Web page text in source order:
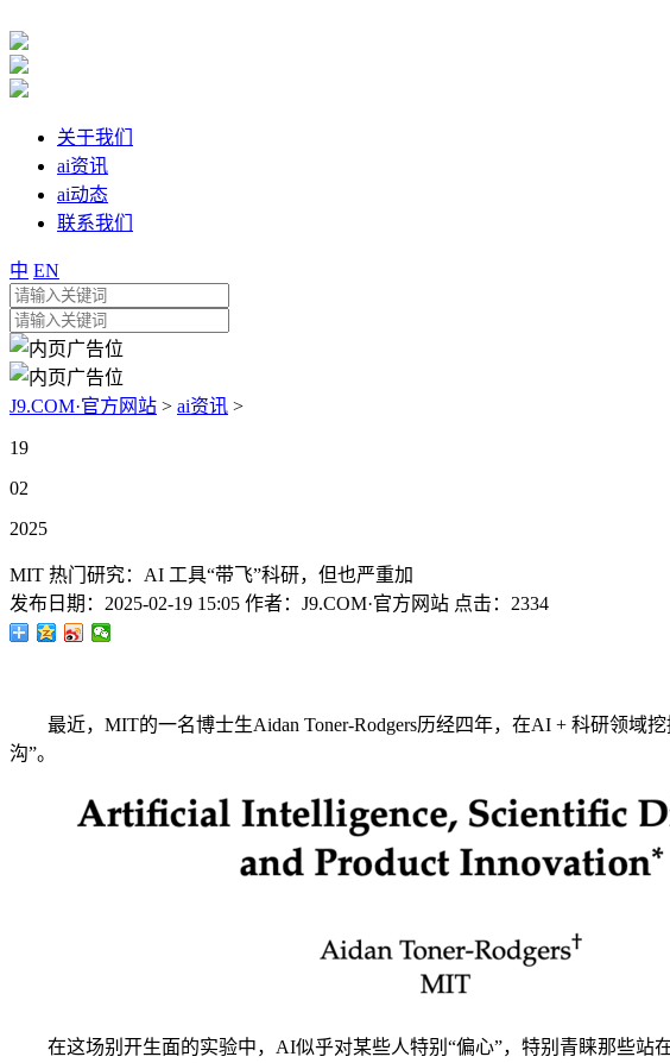
关于我们
ai资讯
ai动态
联系我们
中 EN
J9.COM·官方网站 > ai资讯 >
19
02
2025
MIT 热门研究：AI 工具“带飞”科研，但也严重加
发布日期： 2025-02-19 15:05 作者： J9.COM·官方网站 点击： 2334
最近，MIT的一名博士生Aidan Toner-Rodgers历经四年，在AI + 科研领域
沟”。
在这场别开生面的实验中，AI似乎对某些人特别“偏心”，特别青睐那些站在